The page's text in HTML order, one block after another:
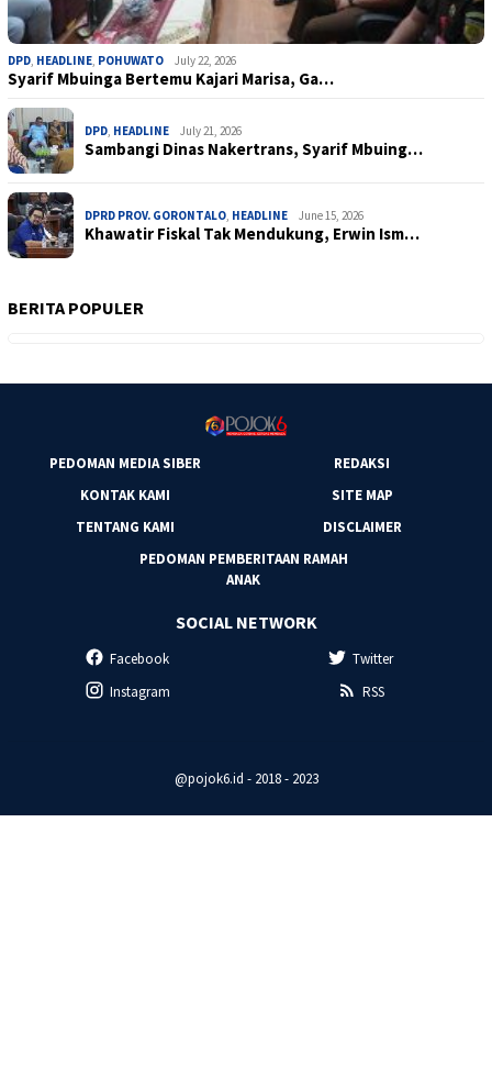
DPD, HEADLINE, POHUWATO July 22, 2026
Syarif Mbuinga Bertemu Kajari Marisa, Ga…
DPD, HEADLINE July 21, 2026
Sambangi Dinas Nakertrans, Syarif Mbuing…
DPRD PROV. GORONTALO, HEADLINE June 15, 2026
Khawatir Fiskal Tak Mendukung, Erwin Ism…
BERITA POPULER
PEDOMAN MEDIA SIBER
REDAKSI
KONTAK KAMI
SITE MAP
TENTANG KAMI
DISCLAIMER
PEDOMAN PEMBERITAAN RAMAH
ANAK
SOCIAL NETWORK
Facebook
Twitter
Instagram
RSS
@pojok6.id - 2018 - 2023